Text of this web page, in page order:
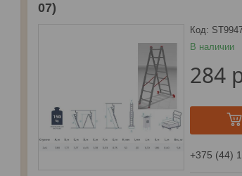
07)
В наличии
Код:
284
+375 (44)